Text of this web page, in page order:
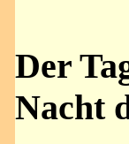
Der
Nacht